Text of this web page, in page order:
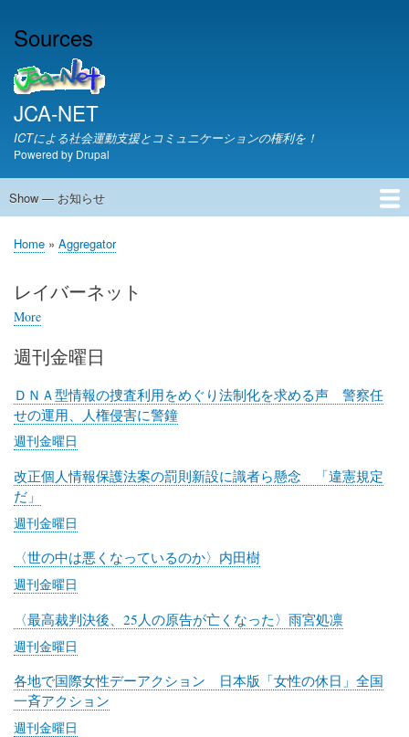
Sources
JCA-NET
ICTによる社会運動支援とコミュニケーションの権利を！
Powered by Drupal
お
ら
Show — お知らせ
JCA-NETからのお知らせ
Breadcrumb
Home Aggregator
レイバーネット
More
レ
バ
ー
ネ
ッ
ト
週刊金曜日
ＤＮＡ型情報の捜査利用をめぐり法制化を求める声 警察任
せの運用、人権侵害に警鐘
週刊金曜日
改正個人情報保護法案の罰則新設に識者ら懸念 「違憲規定
だ」
週刊金曜日
〈世の中は悪くなっているのか〉内田樹
週刊金曜日
〈最高裁判決後、25人の原告が亡くなった〉雨宮処凛
週刊金曜日
各地で国際女性デーアクション 日本版「女性の休日」全国
一斉アクション
週刊金曜日